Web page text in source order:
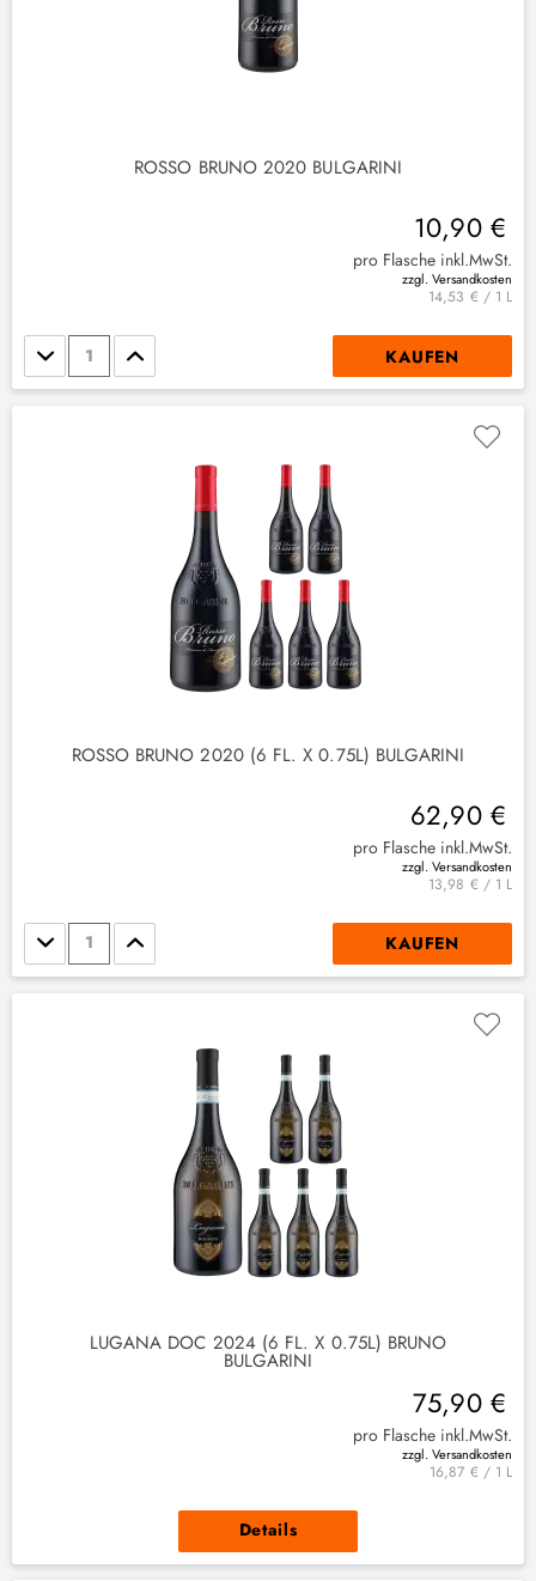
ROSSO BRUNO 2020 BULGARINI
10,90 €
pro Flasche inkl.MwSt.
zzgl. Versandkosten
14,53 € / 1 L
Stückzahl KAUFEN
ROSSO BRUNO 2020 (6 FL. X 0.75L) BULGARINI
62,90 €
pro Flasche inkl.MwSt.
zzgl. Versandkosten
13,98 € / 1 L
Stückzahl KAUFEN
LUGANA DOC 2024 (6 FL. X 0.75L) BRUNO
BULGARINI
75,90 €
pro Flasche inkl.MwSt.
zzgl. Versandkosten
16,87 € / 1 L
Details